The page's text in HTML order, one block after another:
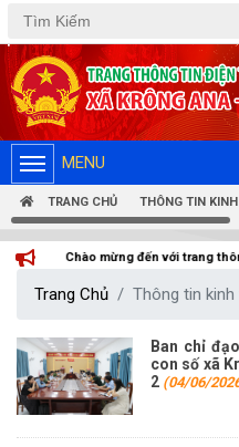
MENU
TRANG CHỦ THÔNG TIN
thông tin điện tử xã Krông Ana
Trang Chủ Thông tin kinh
Ban chỉ
con số xã
2 (04/06/